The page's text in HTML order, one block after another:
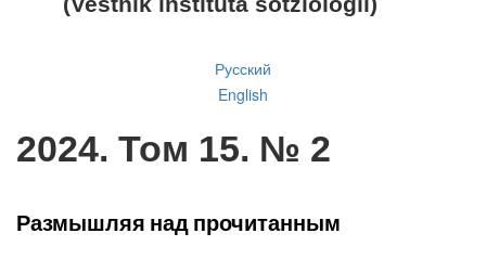
Русский
English
2024. Том 15. № 2
Размышляя над прочитанным